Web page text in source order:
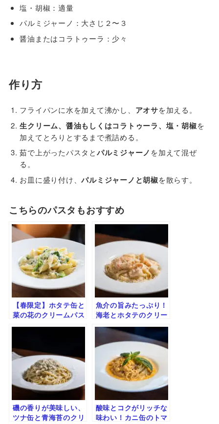
塩・胡椒：適量
パルミジャーノ：大さじ２〜３
醤油またはコラトゥーラ：少々
作り方
フライパンに水を加えて沸かし、 アオサを加える。
生クリーム、醤油もしくはコラトゥーラ、塩・胡椒を
加えてとろりとするまで煮詰める。
茹で上がったパスタとパルミジャーノ を加えて混ぜ
る。
お皿に盛り付け、パルミジャーノと胡椒を散らす。
こちらのパスタもおすすめ
【春限定】ホタテ缶と
菜の花のクリームパス
魚介の旨みたっぷり！
海老とホタテのクリー
磯の香りが美味しい、
ツナ缶と青海苔のクリ
酸味とコクがリッチな
味わい！カニ缶のトマ